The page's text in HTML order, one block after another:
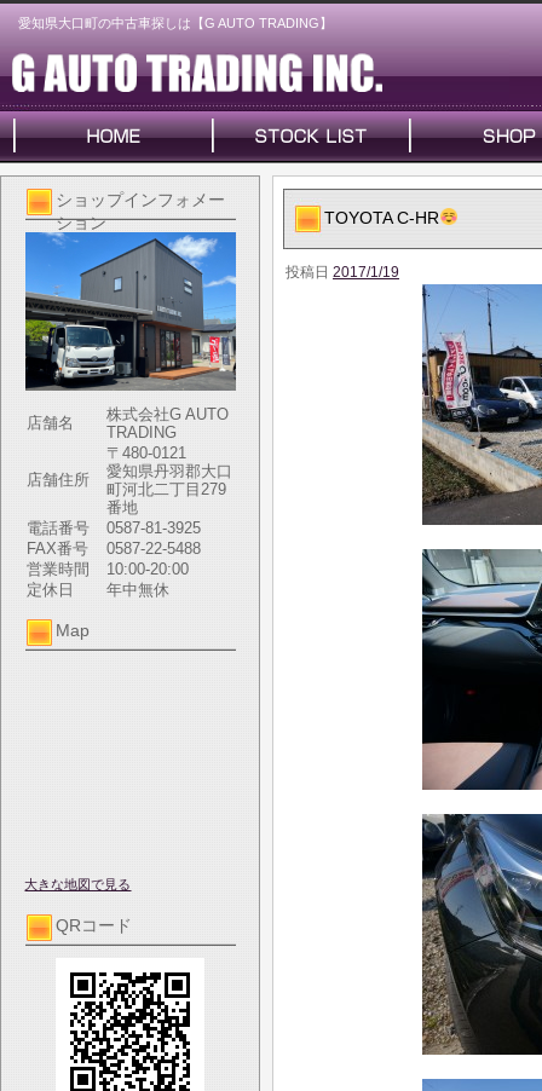
愛知県大口町の中古車探しは【G AUTO TRADING】
ショップインフォメー
ション
店舗名
株式会社G AUTO
TRADING
店舗住所
〒480-0121
愛知県丹羽郡大口
町河北二丁目279
番地
電話番号
0587-81-3925
FAX番号
0587-22-5488
営業時間
10:00-20:00
定休日
年中無休
Map
大きな地図で見る
QRコード
TOYOTA C‐HR
投稿日 2017/1/19